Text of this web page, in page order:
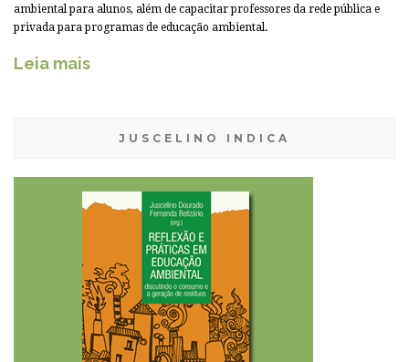
ambiental para alunos, além de capacitar professores da rede pública e
privada para programas de educação ambiental.
Leia mais
JUSCELINO INDICA